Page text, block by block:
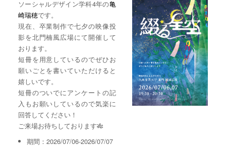
ソーシャルデザイン学科4年の亀
崎瑞穂です。
現在、卒業制作で七夕の映像投
影を北門楠風広場にて開催して
おります。
短冊を用意しているのでぜひお
願いごとを書いていただけると
嬉しいです。
短冊のついでにアンケートの記
入もお願いしているので気楽に
回答してください！
ご来場お待ちしております🎋
期間：2026/07/06-2026/07/07